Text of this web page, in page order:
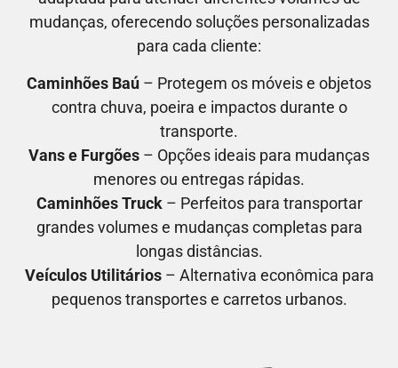
mudanças, oferecendo soluções personalizadas
para cada cliente:
Caminhões Baú – Protegem os móveis e objetos
contra chuva, poeira e impactos durante o
transporte.
Vans e Furgões – Opções ideais para mudanças
menores ou entregas rápidas.
Caminhões Truck– Perfeitos para transportar
grandes volumes e mudanças completas para
longas distâncias.
Veículos Utilitários– Alternativa econômica para
pequenos transportes e carretos urbanos.